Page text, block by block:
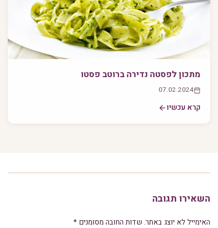
מתכון לפסטה נדירה ברוטב פסטו
07.02.2024
קרא עכשיו
השאירו תגובה
האימייל לא יוצג באתר. שדות החובה מסומנים *